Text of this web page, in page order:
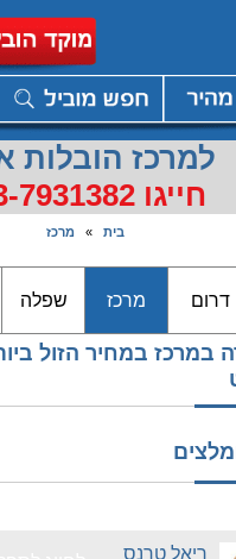
למרכז הובלות
חייגו 053-7931382
בית » מרכז
דרום מרכז שפלה
ריאל טרנס